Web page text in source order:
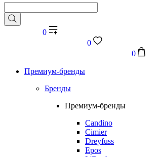
0
0
0
Премиум-бренды
Бренды
Премиум-бренды
Candino
Cimier
Dreyfuss
Epos